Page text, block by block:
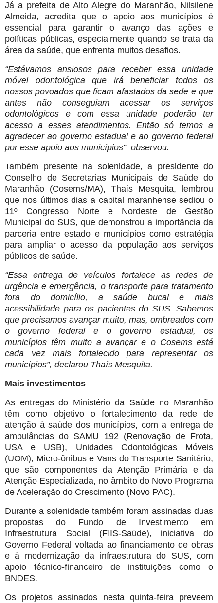
Já a prefeita de Alto Alegre do Maranhão, Nilsilene
Almeida, acredita que o apoio aos municípios é
essencial para garantir o avanço das ações e
políticas públicas, especialmente quando se trata da
área da saúde, que enfrenta muitos desafios.
“Estávamos ansiosos para receber essa unidade
móvel odontológica que irá beneficiar todos os
nossos povoados que ficam afastados da sede e que
antes não conseguiam acessar os serviços
odontológicos e com essa unidade poderão ter
acesso a esses atendimentos. Então só temos a
agradecer ao governo estadual e ao governo federal
por esse apoio aos municípios”, observou.
Também presente na solenidade, a presidente do
Conselho de Secretarias Municipais de Saúde do
Maranhão (Cosems/MA), Thaís Mesquita, lembrou
que nos últimos dias a capital maranhense sediou o
11º Congresso Norte e Nordeste de Gestão
Municipal do SUS, que demonstrou a importância da
parceria entre estado e municípios como estratégia
para ampliar o acesso da população aos serviços
públicos de saúde.
“Essa entrega de veículos fortalece as redes de
urgência e emergência, o transporte para tratamento
fora do domicílio, a saúde bucal e mais
acessibilidade para os pacientes do SUS. Sabemos
que precisamos avançar muito, mas, ombreados com
o governo federal e o governo estadual, os
municípios têm muito a avançar e o Cosems está
cada vez mais fortalecido para representar os
municípios”, declarou Thaís Mesquita.
Mais investimentos
As entregas do Ministério da Saúde no Maranhão
têm como objetivo o fortalecimento da rede de
atenção à saúde dos municípios, com a entrega de
ambulâncias do SAMU 192 (Renovação de Frota,
USA e USB), Unidades Odontológicas Móveis
(UOM); Micro-ônibus e Vans do Transporte Sanitário;
que são componentes da Atenção Primária e da
Atenção Especializada, no âmbito do Novo Programa
de Aceleração do Crescimento (Novo PAC).
Durante a solenidade também foram assinadas duas
propostas do Fundo de Investimento em
Infraestrutura Social (FIIS-Saúde), iniciativa do
Governo Federal voltada ao financiamento de obras
e à modernização da infraestrutura do SUS, com
apoio técnico-financeiro de instituições como o
BNDES.
Os projetos assinados nesta quinta-feira preveem